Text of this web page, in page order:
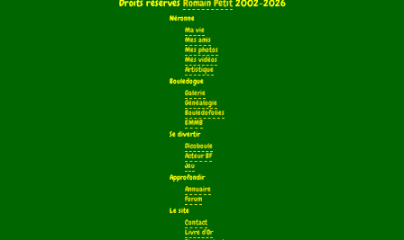
Droits réservés Romain Petit2002-2026
Néronne
Ma vie
Mes amis
Mes photos
Mes vidéos
Artistique
Bouledogue
Galerie
Généalogie
Bouledofolies
EMMB
Se divertir
Dicoboule
Acteur BF
Jeu
Approfondir
Annuaire
Forum
Le site
Contact
Livre d'Or